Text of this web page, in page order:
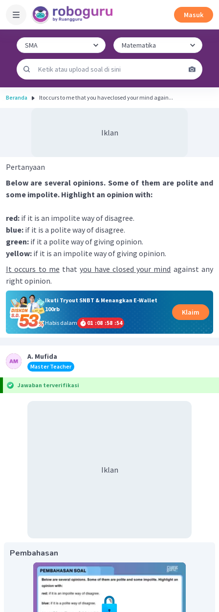
Masuk
Beranda Itoccurs to me that you haveclosed your mind again...
Iklan
Pertanyaan
Below are several opinions. Some of them are polite and
some impolite. Highlight an opinion with:
red: if it is an impolite way of disagree.
blue: if it is a polite way of disagree.
green: if it a polite way of giving opinion.
yellow: if it is an impolite way of giving opinion.
It occurs to me thatyou have closed your mind against any
right opinion.
Ikuti Tryout SNBT & Menangkan E-Wallet
100rb
Habis dalam
01 :08 :58 :54
Klaim
A. Mufida
Master Teacher
Jawaban terverifikasi
Iklan
Pembahasan